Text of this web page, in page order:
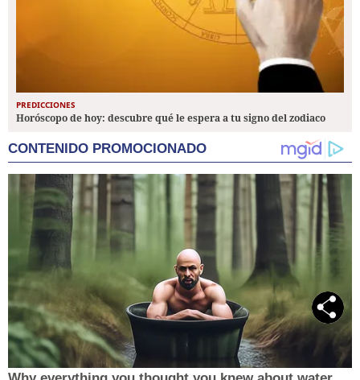
PREDICCIONES
Horóscopo de hoy: descubre qué le espera a tu signo del zodiaco
CONTENIDO PROMOCIONADO